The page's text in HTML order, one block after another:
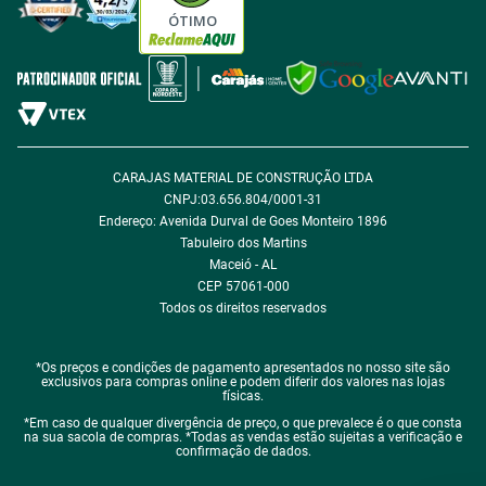
Política de Cookie
Política de Desconto
Fale com encarregado de dados
ÓTIMO
CARAJAS MATERIAL DE CONSTRUÇÃO LTDA
CNPJ:03.656.804/0001-31
Endereço: Avenida Durval de Goes Monteiro 1896
Tabuleiro dos Martins
Maceió - AL
CEP 57061-000
Todos os direitos reservados
*Os preços e condições de pagamento apresentados no nosso site são
exclusivos para compras online e podem diferir dos valores nas lojas
físicas.
*Em caso de qualquer divergência de preço, o que prevalece é o que consta
na sua sacola de compras. *Todas as vendas estão sujeitas a verificação e
confirmação de dados.